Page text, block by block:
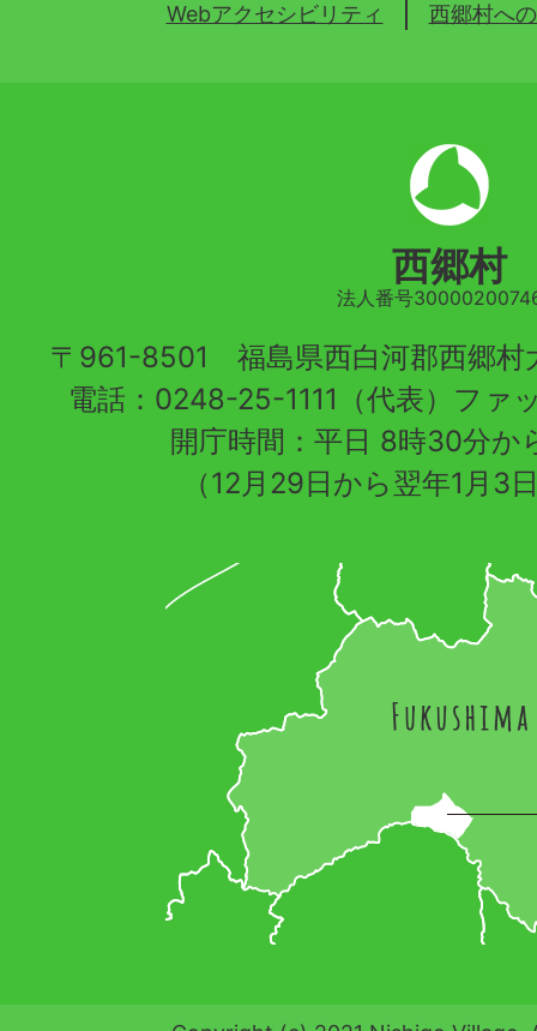
Webアクセシビリティ 西郷村へ
西郷村
法人番号
〒961-8501 福島県西白河郡西郷村
電話：0248-25-1111（代表）フ
開庁時間：平日 8時30分か
（12月29日から翌年1月3